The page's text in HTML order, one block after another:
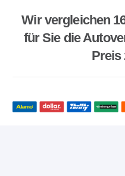
Wir vergleichen
für Sie die
Preis